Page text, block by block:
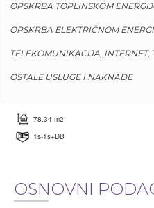
OPSKRBA TOPLINSKOM
OPSKRBA ELEKTRIČNOM
TELEKOMUNIKACIJA, INTERNET,
OSTALE USLUGE I NAKNADE
78.34 m2
1s-1s+DB
OSNOVNI